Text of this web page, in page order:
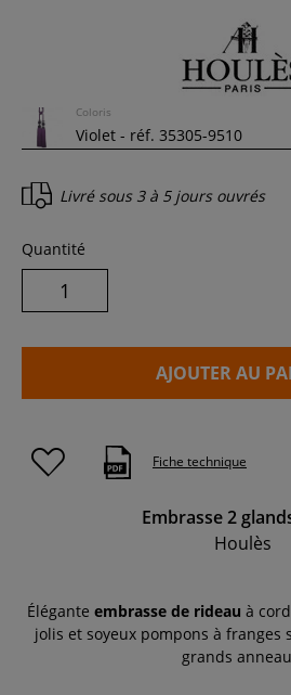
Coloris
Livré sous 3 à 5 jours ouvrés
Quantité
AJOUTER AU
Fiche technique
Embrasse 2
Houlès
Élégante embrasse de rideau à
jolis et soyeux pompons à
grands